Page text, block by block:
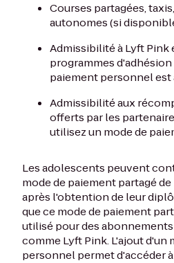
Courses partagées,
autonomes (si
Admissibilité à Lyft Pink
programmes d'adhésion
paiement personnel est
Admissibilité aux
offerts par les
utilisez un mode de
Les adolescents peuvent
mode de paiement partagé
après l'obtention de leur
que ce mode de paiement
utilisé pour des
comme Lyft Pink. L'ajout d'un
personnel permet d'accéder